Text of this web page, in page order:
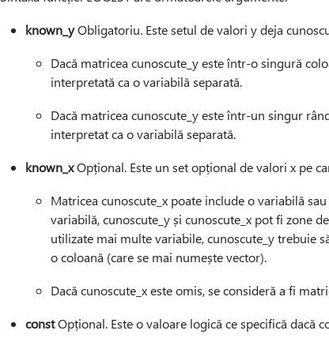
known_yObligatoriu. Este setul de valori y deja
Dacă matricea cunoscute_y este într-o singură
interpretată ca o variabilă separată.
Dacă matricea cunoscute_y este într-un singur
interpretat ca o variabilă separată.
known_xOpțional. Este un set opțional de valori x pe
Matricea cunoscute_x poate include o variabilă
variabilă, cunoscute_y și cunoscute_x pot fi zone
utilizate mai multe variabile, cunoscute_y trebuie
o coloană (care se mai numește vector).
Dacă cunoscute_x este omis, se consideră a fi
constOpțional. Este o valoare logică ce specifică dacă